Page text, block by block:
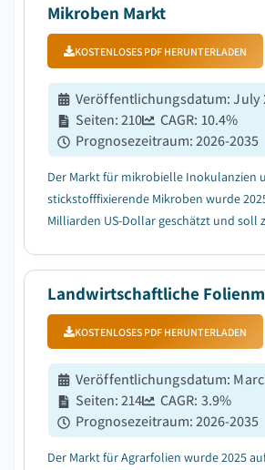
Mikroben Markt
KOSTENLOSES PDF HERUNTERLADEN
Veröffentlichungsdatum:July
Seiten:210 CAGR: 10.4%
Prognosezeitraum:2026-2035
Der Markt für mikrobielle Inokulanzien
stickstofffixierende Mikroben wurde
Milliarden US-Dollar geschätzt und soll
steigende Nachfrage nach nachhaltiger
Landwirtschaftliche
KOSTENLOSES PDF HERUNTERLADEN
Veröffentlichungsdatum:
Seiten:214 CAGR: 3.9%
Prognosezeitraum:2026-2035
Der Markt für Agrarfolien wurde 2025